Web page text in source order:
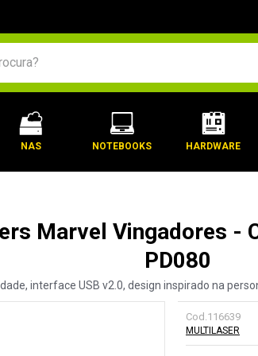
NAS NOTEBOOKS HARDWARE
Marvel Vingadores
PD080
interface USB v2.0, design inspirado na
Cod.116639
MULTILASER